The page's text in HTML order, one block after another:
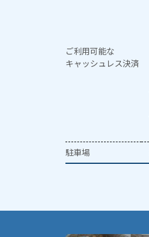
ご利用可能な
キャッシュレス決済
駐車場